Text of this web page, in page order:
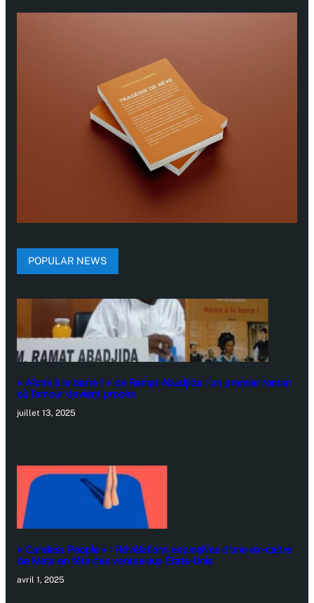
POPULAR NEWS
« Aïcha à la barre ! » de Ramat Abadjida : un premier roman
où l’amour devient procès
juillet 13, 2025
« Careless People » : Révélations explosives d’une ex-cadre
de Meta en tête des ventes aux États-Unis
avril 1, 2025